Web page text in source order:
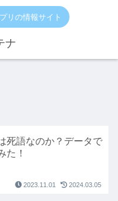
リの情報サイト
ナ
死語なのか？データで
た！
2023.11.01 2024.03.05